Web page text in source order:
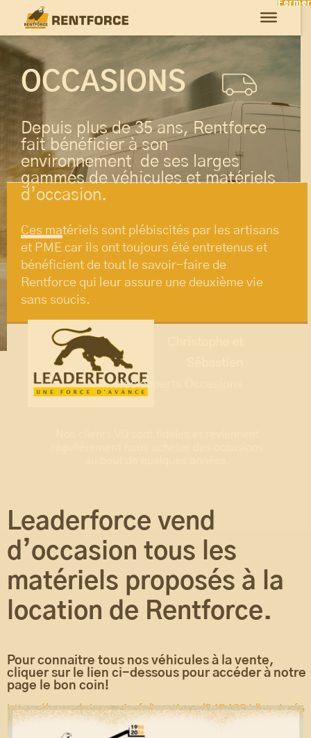
OCCASIONS
Depuis plus de 35 ans, Rentforce
fait bénéficier à son
environnement de ses larges
gammes de véhicules et matériels
d’occasion.
Ces matériels sont plébiscités par les artisans
et PME car ils ont toujours été entretenus et
bénéficient de tout le savoir-faire de
Rentforce qui leur assure une deuxième vie
sans soucis.
Nos experts Occasions
Leaderforce vend
d’occasion tous les
matériels proposés à la
location de Rentforce.
Pour connaitre tous nos véhicules à la vente,
cliquer sur le lien ci-dessous pour accéder à notre
page le bon coin!
https://www.leboncoin.fr/boutique/3494621/leaderfo
Fermer